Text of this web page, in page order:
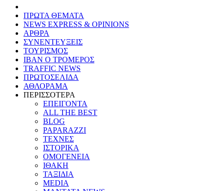
ΠΡΩΤΑ ΘΕΜΑΤΑ
NEWS EXPRESS & OPINIONS
ΑΡΘΡΑ
ΣΥΝΕΝΤΕΥΞΕΙΣ
ΤΟΥΡΙΣΜΟΣ
ΙΒΑΝ Ο ΤΡΟΜΕΡΟΣ
TRAFFIC NEWS
ΠΡΩΤΟΣΕΛΙΔΑ
ΑΘΛΟΡΑΜΑ
ΠΕΡΙΣΣΟΤΕΡΑ
ΕΠΕΙΓΟΝΤΑ
ALL THE BEST
BLOG
PAPARAZZI
ΤΕΧΝΕΣ
ΙΣΤΟΡΙΚΑ
ΟΜΟΓΕΝΕΙΑ
ΙΘΑΚΗ
ΤΑΞΙΔΙΑ
MEDIA